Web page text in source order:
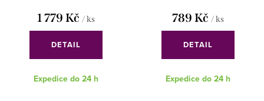
1 779 Kč / ks
DETAIL
Expedice do 24 h
789 Kč / ks
DETAIL
Expedice do 24 h